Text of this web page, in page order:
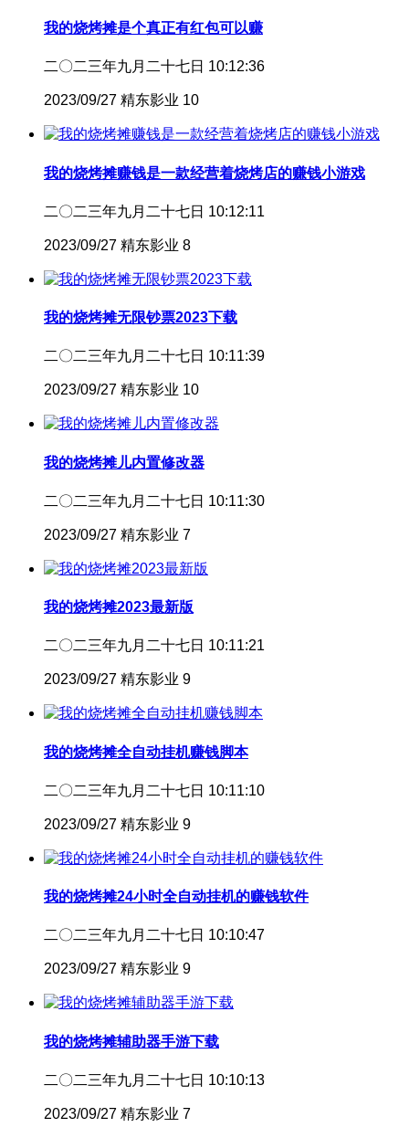
我的烧烤摊是个真正有红包可以赚
二〇二三年九月二十七日 10:12:36
2023/09/27 精东影业 10
我的烧烤摊赚钱是一款经营着烧烤店的赚钱小游戏
二〇二三年九月二十七日 10:12:11
2023/09/27 精东影业 8
我的烧烤摊无限钞票2023下载
二〇二三年九月二十七日 10:11:39
2023/09/27 精东影业 10
我的烧烤摊儿内置修改器
二〇二三年九月二十七日 10:11:30
2023/09/27 精东影业 7
我的烧烤摊2023最新版
二〇二三年九月二十七日 10:11:21
2023/09/27 精东影业 9
我的烧烤摊全自动挂机赚钱脚本
二〇二三年九月二十七日 10:11:10
2023/09/27 精东影业 9
我的烧烤摊24小时全自动挂机的赚钱软件
二〇二三年九月二十七日 10:10:47
2023/09/27 精东影业 9
我的烧烤摊辅助器手游下载
二〇二三年九月二十七日 10:10:13
2023/09/27 精东影业 7